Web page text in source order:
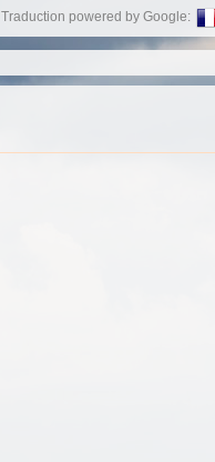
Traduction powered by Google: